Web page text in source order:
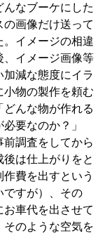
なブーケにした
画像だけ送って
イメージの相違
、イメージ画像等
減な態度にイラ
小物の製作を頼む
んな物が作れる
要なのか？」
前調査をしてから
は仕上がりをと
費を出すという
ですが）、その
車代を出させて
のような空気を